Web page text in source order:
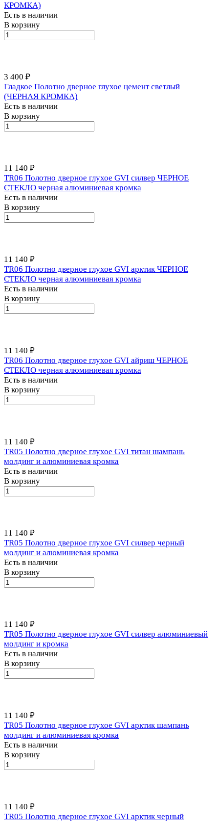
КРОМКА)
Есть в наличии
В корзину
3 400 ₽
Гладкое Полотно дверное глухое цемент светлый
(ЧЕРНАЯ КРОМКА)
Есть в наличии
В корзину
11 140 ₽
TR06 Полотно дверное глухое GVI силвер ЧЕРНОЕ
СТЕКЛО черная алюминиевая кромка
Есть в наличии
В корзину
11 140 ₽
TR06 Полотно дверное глухое GVI арктик ЧЕРНОЕ
СТЕКЛО черная алюминиевая кромка
Есть в наличии
В корзину
11 140 ₽
TR06 Полотно дверное глухое GVI айриш ЧЕРНОЕ
СТЕКЛО черная алюминиевая кромка
Есть в наличии
В корзину
11 140 ₽
TR05 Полотно дверное глухое GVI титан шампань
молдинг и алюминиевая кромка
Есть в наличии
В корзину
11 140 ₽
TR05 Полотно дверное глухое GVI силвер черный
молдинг и алюминиевая кромка
Есть в наличии
В корзину
11 140 ₽
TR05 Полотно дверное глухое GVI силвер алюминиевый
молдинг и кромка
Есть в наличии
В корзину
11 140 ₽
TR05 Полотно дверное глухое GVI арктик шампань
молдинг и алюминиевая кромка
Есть в наличии
В корзину
11 140 ₽
TR05 Полотно дверное глухое GVI арктик черный